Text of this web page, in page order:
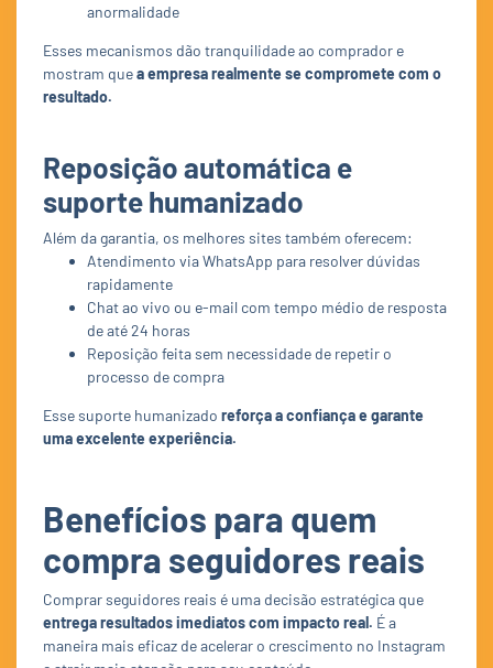
anormalidade
Esses mecanismos dão tranquilidade ao comprador e
mostram quea empresa realmente se compromete com o
resultado.
Reposição automática e
suporte humanizado
Além da garantia, os melhores sites também oferecem:
Atendimento via WhatsApp para resolver dúvidas
rapidamente
Chat ao vivo ou e-mail com tempo médio de resposta
de até 24 horas
Reposição feita sem necessidade de repetir o
processo de compra
Esse suporte humanizado reforça a confiança e garante
uma excelente experiência.
Benefícios para quem
compra seguidores reais
Comprar seguidores reais é uma decisão estratégica que
entrega resultados imediatos com impacto real. É a
maneira mais eficaz de acelerar o crescimento no Instagram